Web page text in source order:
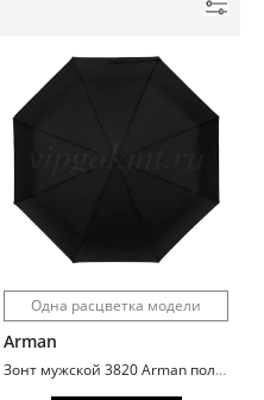
Одна расцветка модели
Arman
Зонт мужской 3820 Arman полный автомат увеличенный купол